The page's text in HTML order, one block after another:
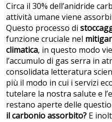
Circa il 30% dell’anidride
attività umane viene
Questo processo di
funzione cruciale nel
climatica, in questo modo
l’accumulo di gas serra in
consolidata letteratura
più il modo in cui i servizi
tutelare la nostra salute e
restano aperte delle
il carbonio assorbito? E